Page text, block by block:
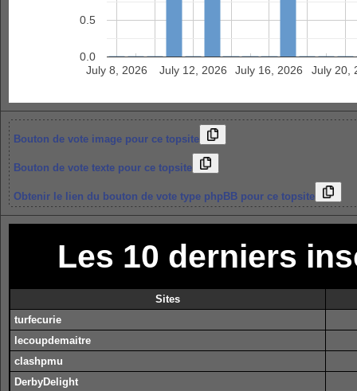
July 8, 2026 July 12, 2026 July 16, 2026 July 20,
0.0
0.5
Bouton de vote image pour ce topsite
Bouton de vote texte pour ce topsite
Obtenir le lien du bouton de vote type phpBB pour ce topsite
Les 10 derniers
Sites
turfecurie
lecoupdemaitre
clashpmu
DerbyDelight